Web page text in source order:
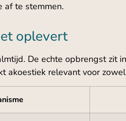
af te stemmen.
oplevert
De echte opbrengst zit
akoestiek relevant voor